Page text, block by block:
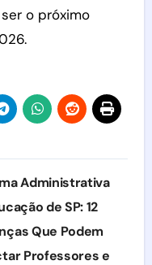
o próximo
Administrativa
de SP: 12
Que Podem
Professores e